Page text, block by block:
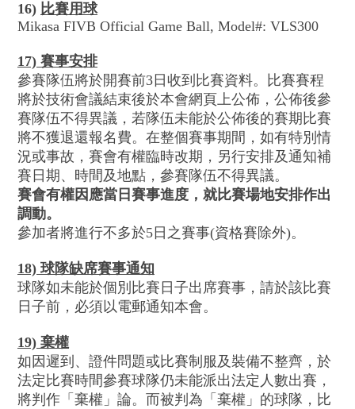
16) 比賽用球
Mikasa FIVB Official Game Ball, Model#: VLS300
17) 賽事安排
參賽隊伍將於開賽前3日收到比賽資料。比賽賽程
將於技術會議結束後於本會網頁上公佈，公佈後參
賽隊伍不得異議，若隊伍未能於公佈後的賽期比賽
將不獲退還報名費。在整個賽事期間，如有特別情
況或事故，賽會有權臨時改期，另行安排及通知補
賽日期、時間及地點，參賽隊伍不得異議。
賽會有權因應當日賽事進度，就比賽場地安排作出
調動。
參加者將進行不多於5日之賽事(資格賽除外)。
18) 球隊缺席賽事通知
球隊如未能於個別比賽日子出席賽事，請於該比賽
日子前，必須以電郵通知本會。
19) 棄權
如因遲到、證件問題或比賽制服及裝備不整齊，於
法定比賽時間參賽球隊仍未能派出法定人數出賽，
將判作「棄權」論。而被判為「棄權」的球隊，比